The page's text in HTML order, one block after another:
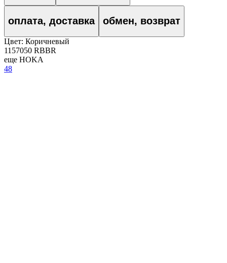
оплата, доставка обмен, возврат
Цвет: Коричневый
1157050 RBBR
еще HOKA
48